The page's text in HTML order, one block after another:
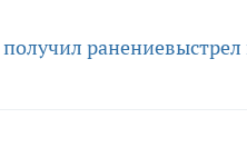
получил ранениевыстрел